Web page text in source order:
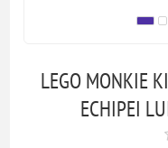
LEGO MONKIE
ECHIPEI